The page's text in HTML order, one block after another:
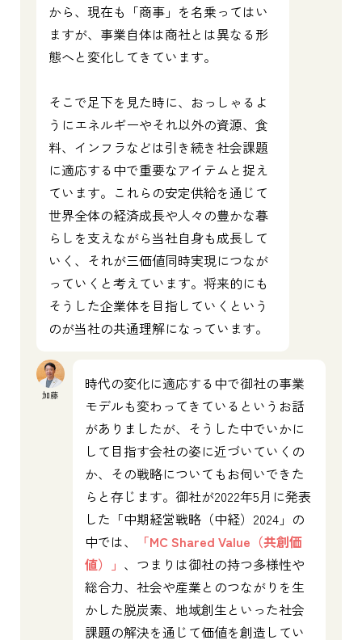
から、現在も「商事」を名乗ってはい
ますが、事業自体は商社とは異なる形
態へと変化してきています。
そこで足下を見た時に、おっしゃるよ
うにエネルギーやそれ以外の資源、食
料、インフラなどは引き続き社会課題
に適応する中で重要なアイテムと捉え
ています。これらの安定供給を通じて
世界全体の経済成長や人々の豊かな暮
らしを支えながら当社自身も成長して
いく、それが三価値同時実現につなが
っていくと考えています。将来的にも
そうした企業体を目指していくという
のが当社の共通理解になっています。
加藤
時代の変化に適応する中で御社の事業
モデルも変わってきているというお話
がありましたが、そうした中でいかに
して目指す会社の姿に近づいていくの
か、その戦略についてもお伺いできた
らと存じます。御社が2022年5月に発表
した「中期経営戦略（中経）2024」の
中では、
「MC Shared Value（共創価
値）」 、つまりは御社の持つ多様性や
総合力、社会や産業とのつながりを生
かした脱炭素、地域創生といった社会
課題の解決を通じて価値を創造してい